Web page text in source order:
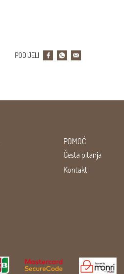
PODIJELI
POMOĆ
Česta pitanja
Kontakt